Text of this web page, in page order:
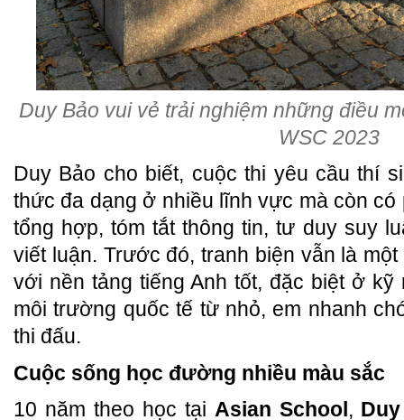
Duy Bảo vui vẻ trải nghiệm những điều
WSC 2023
Duy Bảo cho biết, cuộc thi yêu cầu thí
thức đa dạng ở nhiều lĩnh vực mà còn
tổng hợp, tóm tắt thông tin, tư duy suy
viết luận. Trước đó, tranh biện vẫn là
với nền tảng tiếng Anh tốt, đặc biệt ở
môi trường quốc tế từ nhỏ, em nhanh
thi đấu.
Cuộc sống học đường nhiều màu sắc
10 năm theo học tại Asian School,